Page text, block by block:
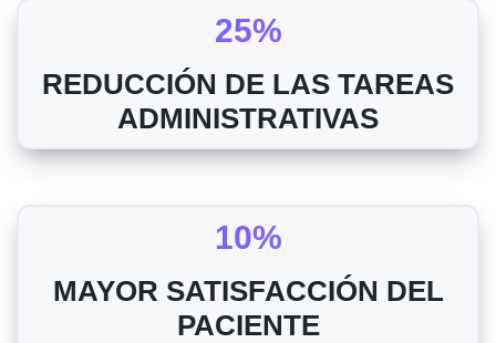
25%
REDUCCIÓN DE LAS TAREAS
ADMINISTRATIVAS
10%
MAYOR SATISFACCIÓN DEL
PACIENTE